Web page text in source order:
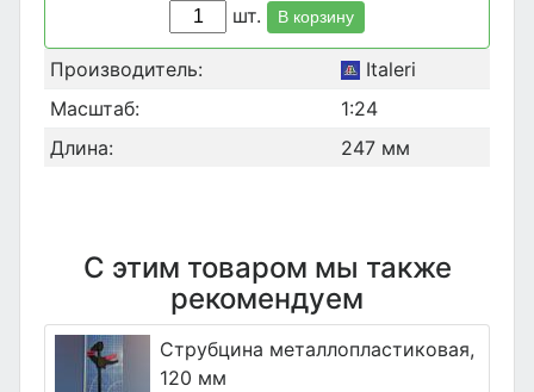
шт.
В корзину
Производитель:
Italeri
Масштаб:
1:24
Длина:
247 мм
С этим товаром мы также
рекомендуем
Струбцина металлопластиковая,
120 мм